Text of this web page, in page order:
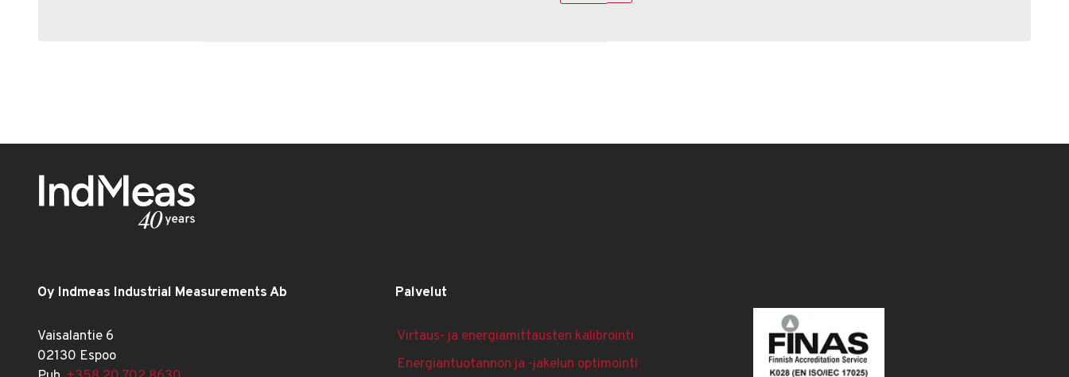
Oy Indmeas Industrial Measurements Ab
Vaisalantie 6
02130 Espoo
Palvelut
Virtaus- ja energi­a­mittausten kalibrointi
Energian­tuotannon ja -jakelun optimointi